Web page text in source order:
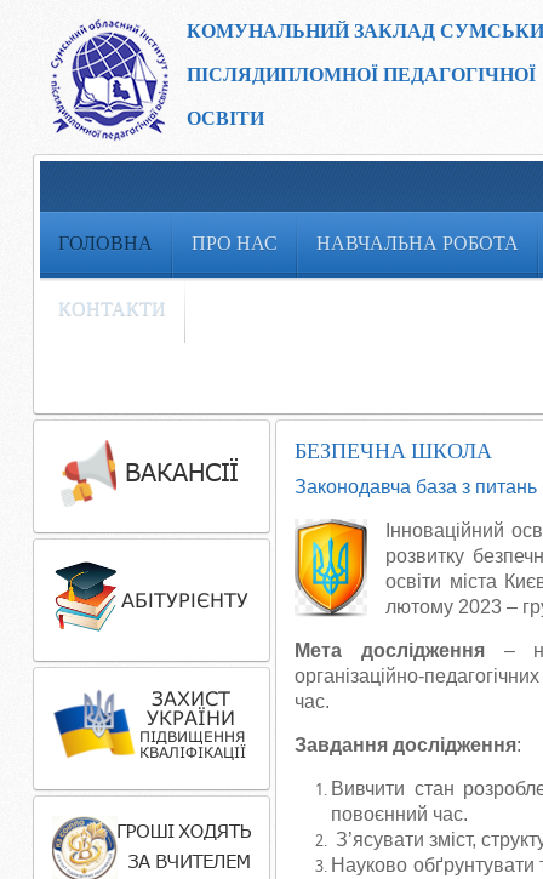
КОМУНАЛЬНИЙ ЗАКЛАД
ПІСЛЯДИПЛОМНОЇ ПЕДАГОГІЧНОЇ
ОСВІТИ
ГОЛОВНА ПРО НАС НАВЧАЛЬНА РОБОТА
КОНТАКТИ
БЕЗПЕЧНА ШКОЛА
Законодавча база з питань
Інноваційний
розвитку
освіти міста
лютому 2023 –
Мета дослідження–
організаційно-
час.
Завдання дослідження:
Вивчити стан
повоєнний час.
З’ясувати зміст,
Науково обґрунтувати